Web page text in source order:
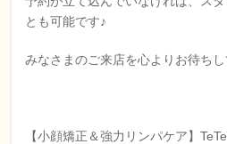
とも可能です♪
みなさまのご来店を心よりお待ち
【小顔矯正＆強力リンパケア】